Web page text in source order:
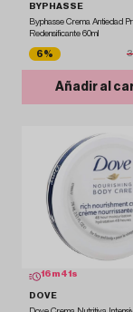
BYPHASSE
Byphasse Crema Antiedad
Redensificante 60ml
6%
Añadir al
16 m 39s
DOVE